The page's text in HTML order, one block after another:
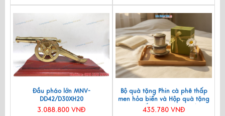
Đầu pháo lớn MNV-
DD42/D30XH20
3.088.800 VNĐ
Bộ quà tặng Phin cà phê thấp
men hỏa biến và Hộp quà tặng
cao cấp MNV-CFVH03/2
435.780 VNĐ